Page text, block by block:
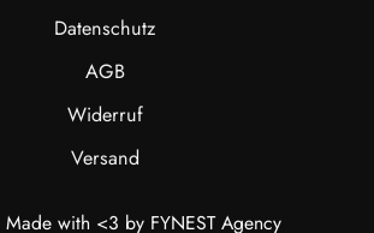
Datenschutz
AGB
Widerruf
Versand
with <3 by FYNEST Agency